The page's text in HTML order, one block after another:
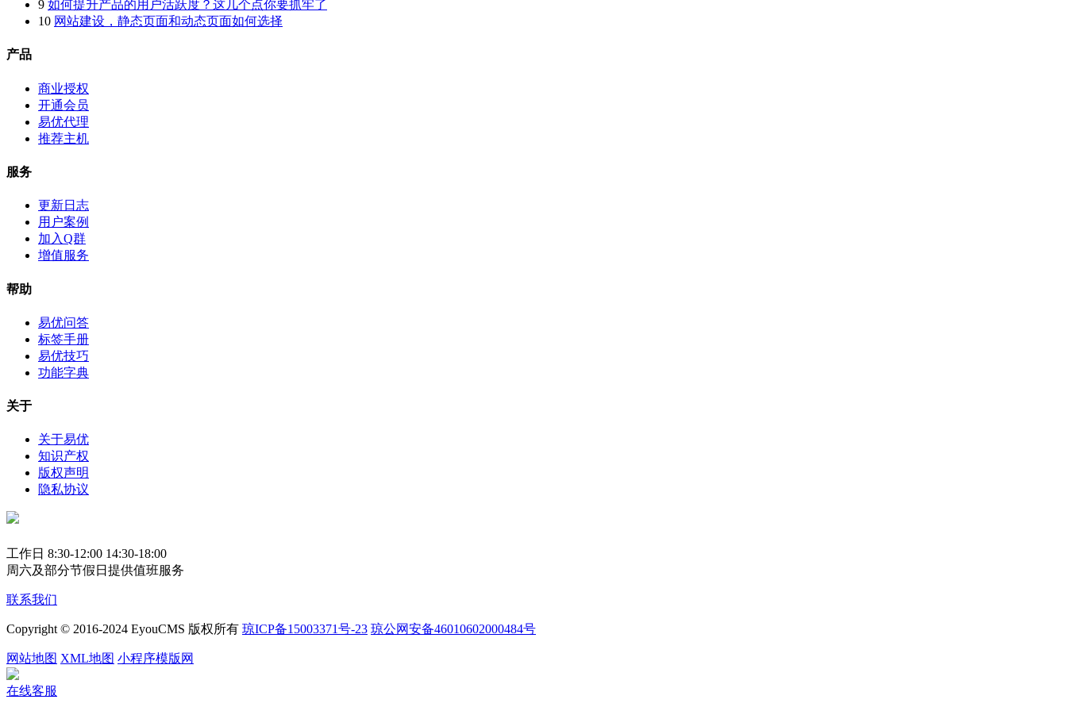
9 如何提升产品的用户活跃度？这几个点你要抓牢了
10 网站建设，静态页面和动态页面如何选择
产品
商业授权
开通会员
易优代理
推荐主机
服务
更新日志
用户案例
加入Q群
增值服务
帮助
易优问答
标签手册
易优技巧
功能字典
关于
关于易优
知识产权
版权声明
隐私协议
工作日 8:30-12:00 14:30-18:00
周六及部分节假日提供值班服务
联系我们
Copyright © 2016-2024 EyouCMS 版权所有 琼ICP备15003371号-23 琼公网安备46010602000484号
网站地图 XML地图 小程序模版网
在线客服